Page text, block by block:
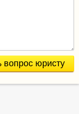
вопрос юристу